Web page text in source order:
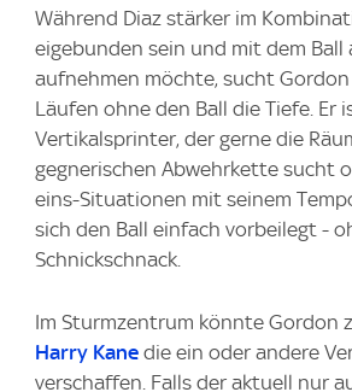
Während Diaz stärker im
eigebunden sein und mit dem Ball
aufnehmen möchte, sucht
Läufen ohne den Ball die Tiefe. Er
Vertikalsprinter, der gerne die
gegnerischen Abwehrkette sucht
eins-Situationen mit seinem
sich den Ball einfach vorbeilegt -
Schnickschnack.
Im Sturmzentrum könnte Gordon
Harry Kane die ein oder andere
verschaffen. Falls der aktuell nur